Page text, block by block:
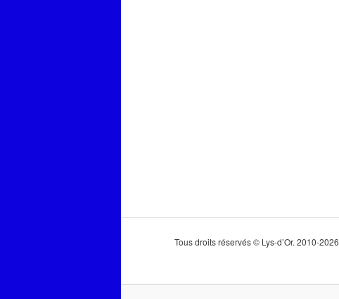
Tous droits réservés © Lys-d’Or. 2010-2026